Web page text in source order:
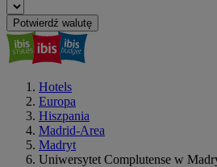
Potwierdź walutę
Hotels
Europa
Hiszpania
Madrid-Area
Madryt
Uniwersytet Complutense w